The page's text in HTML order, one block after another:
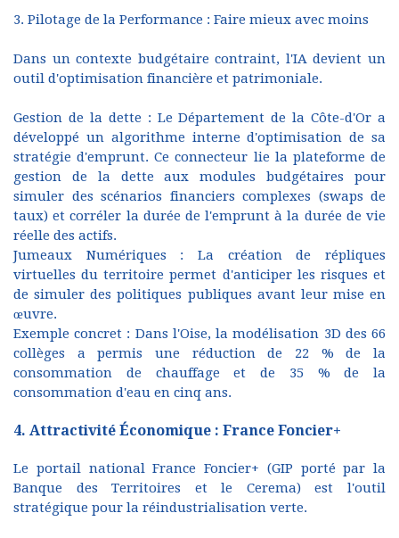
3. Pilotage de la Performance : Faire mieux avec moins
Dans un contexte budgétaire contraint, l'IA devient un
outil d'optimisation financière et patrimoniale.
Gestion de la dette : Le Département de la Côte-d'Or a
développé un algorithme interne d'optimisation de sa
stratégie d'emprunt. Ce connecteur lie la plateforme de
gestion de la dette aux modules budgétaires pour
simuler des scénarios financiers complexes (swaps de
taux) et corréler la durée de l'emprunt à la durée de vie
réelle des actifs.
Jumeaux Numériques : La création de répliques
virtuelles du territoire permet d'anticiper les risques et
de simuler des politiques publiques avant leur mise en
œuvre.
Exemple concret : Dans l'Oise, la modélisation 3D des 66
collèges a permis une réduction de 22 % de la
consommation de chauffage et de 35 % de la
consommation d'eau en cinq ans.
4. Attractivité Économique : France Foncier+
Le portail national France Foncier+ (GIP porté par la
Banque des Territoires et le Cerema) est l'outil
stratégique pour la réindustrialisation verte.